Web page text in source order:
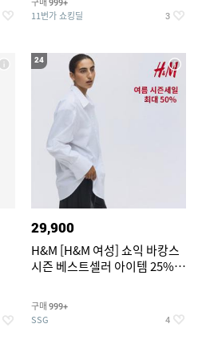
999+
11번가 쇼킹딜 3
24
29,900
H&M [H&M 여성] 쇼익 바캉스
시즌 베스트셀러 아이템 25%
구매 999+
SSG 4